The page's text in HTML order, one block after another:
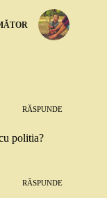
RĂSPUNDE
politia?
RĂSPUNDE